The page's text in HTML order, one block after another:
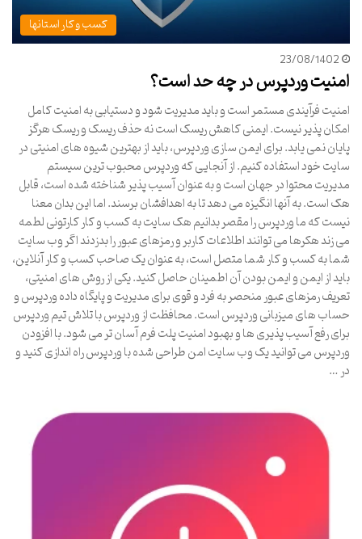
کسب و کار استانها
23/08/1402
امنیت وردپرس در چه حد است؟
امنیت فرآیندی مستمر است و باید مدیریت شود و دستیابی به امنیت کامل
امکان پذیر نیست. ایمنی کاهش ریسک است نه حذف ریسک و ریسک هرگز
پایان نمی یابد. برای ایمن سازی وردپرس، باید از بهترین شیوه های امنیتی در
سایت خود استفاده کنیم. از آنجایی که وردپرس محبوب ترین سیستم
مدیریت محتوا در جهان است و به عنوان آسیب پذیر شناخته شده است، قابل
هک است. به آنها انگیزه می دهد تا به اهدافشان برسند. اما این بدان معنا
نیست که ما وردپرس را مقصر بدانیم هک سایت به کسب و کار کارتونی لطمه
می زند هکرها می توانند اطلاعات کاربر و رمزهای عبور را بدزدند اگر وب سایت
شما به کسب و کار شما متصل است، به عنوان یک صاحب کسب و کار آنلاین،
باید از ایمن و ایمن بودن آن اطمینان حاصل کنید. یکی از روش های امنیتی،
تعریف رمزهای عبور منحصر به فرد و قوی برای مدیریت و پایگاه داده وردپرس و
حساب های میزبانی وردپرس است. محافظت از وردپرس با تلاش تیم وردپرس
برای رفع آسیب پذیری ها و بهبود امنیت پلت فرم آسان تر می شود. با افزودن
وردپرس می توانید یک وب سایت امن طراحی شده با وردپرس راه اندازی کنید و
در …